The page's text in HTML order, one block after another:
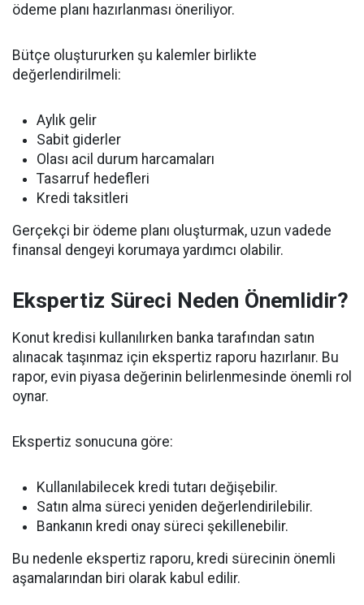
ödeme planı hazırlanması öneriliyor.
Bütçe oluştururken şu kalemler birlikte
değerlendirilmeli:
Aylık gelir
Sabit giderler
Olası acil durum harcamaları
Tasarruf hedefleri
Kredi taksitleri
Gerçekçi bir ödeme planı oluşturmak, uzun vadede
finansal dengeyi korumaya yardımcı olabilir.
Ekspertiz Süreci Neden Önemlidir?
Konut kredisi kullanılırken banka tarafından satın
alınacak taşınmaz için ekspertiz raporu hazırlanır. Bu
rapor, evin piyasa değerinin belirlenmesinde önemli rol
oynar.
Ekspertiz sonucuna göre:
Kullanılabilecek kredi tutarı değişebilir.
Satın alma süreci yeniden değerlendirilebilir.
Bankanın kredi onay süreci şekillenebilir.
Bu nedenle ekspertiz raporu, kredi sürecinin önemli
aşamalarından biri olarak kabul edilir.